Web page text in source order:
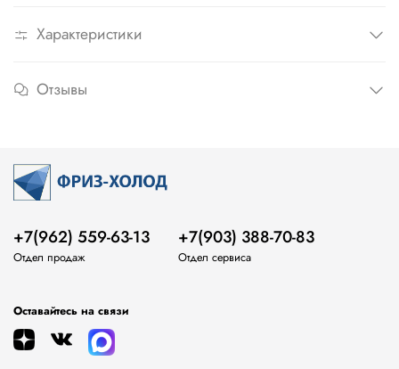
Характеристики
Отзывы
+7(962) 559-63-13
Отдел продаж
+7(903) 388-70-83
Отдел сервиса
Оставайтесь на связи